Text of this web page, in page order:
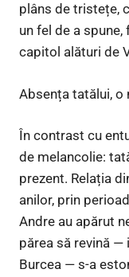
plâns de tristețe,
un fel de a spune,
capitol alături de
Absența tatălui, o
În contrast cu
de melancolie:
prezent. Relația
anilor, prin
Andre au apărut
părea să revină —
Burcea — s-a